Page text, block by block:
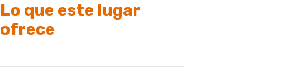
Lo que este lugar
ofrece